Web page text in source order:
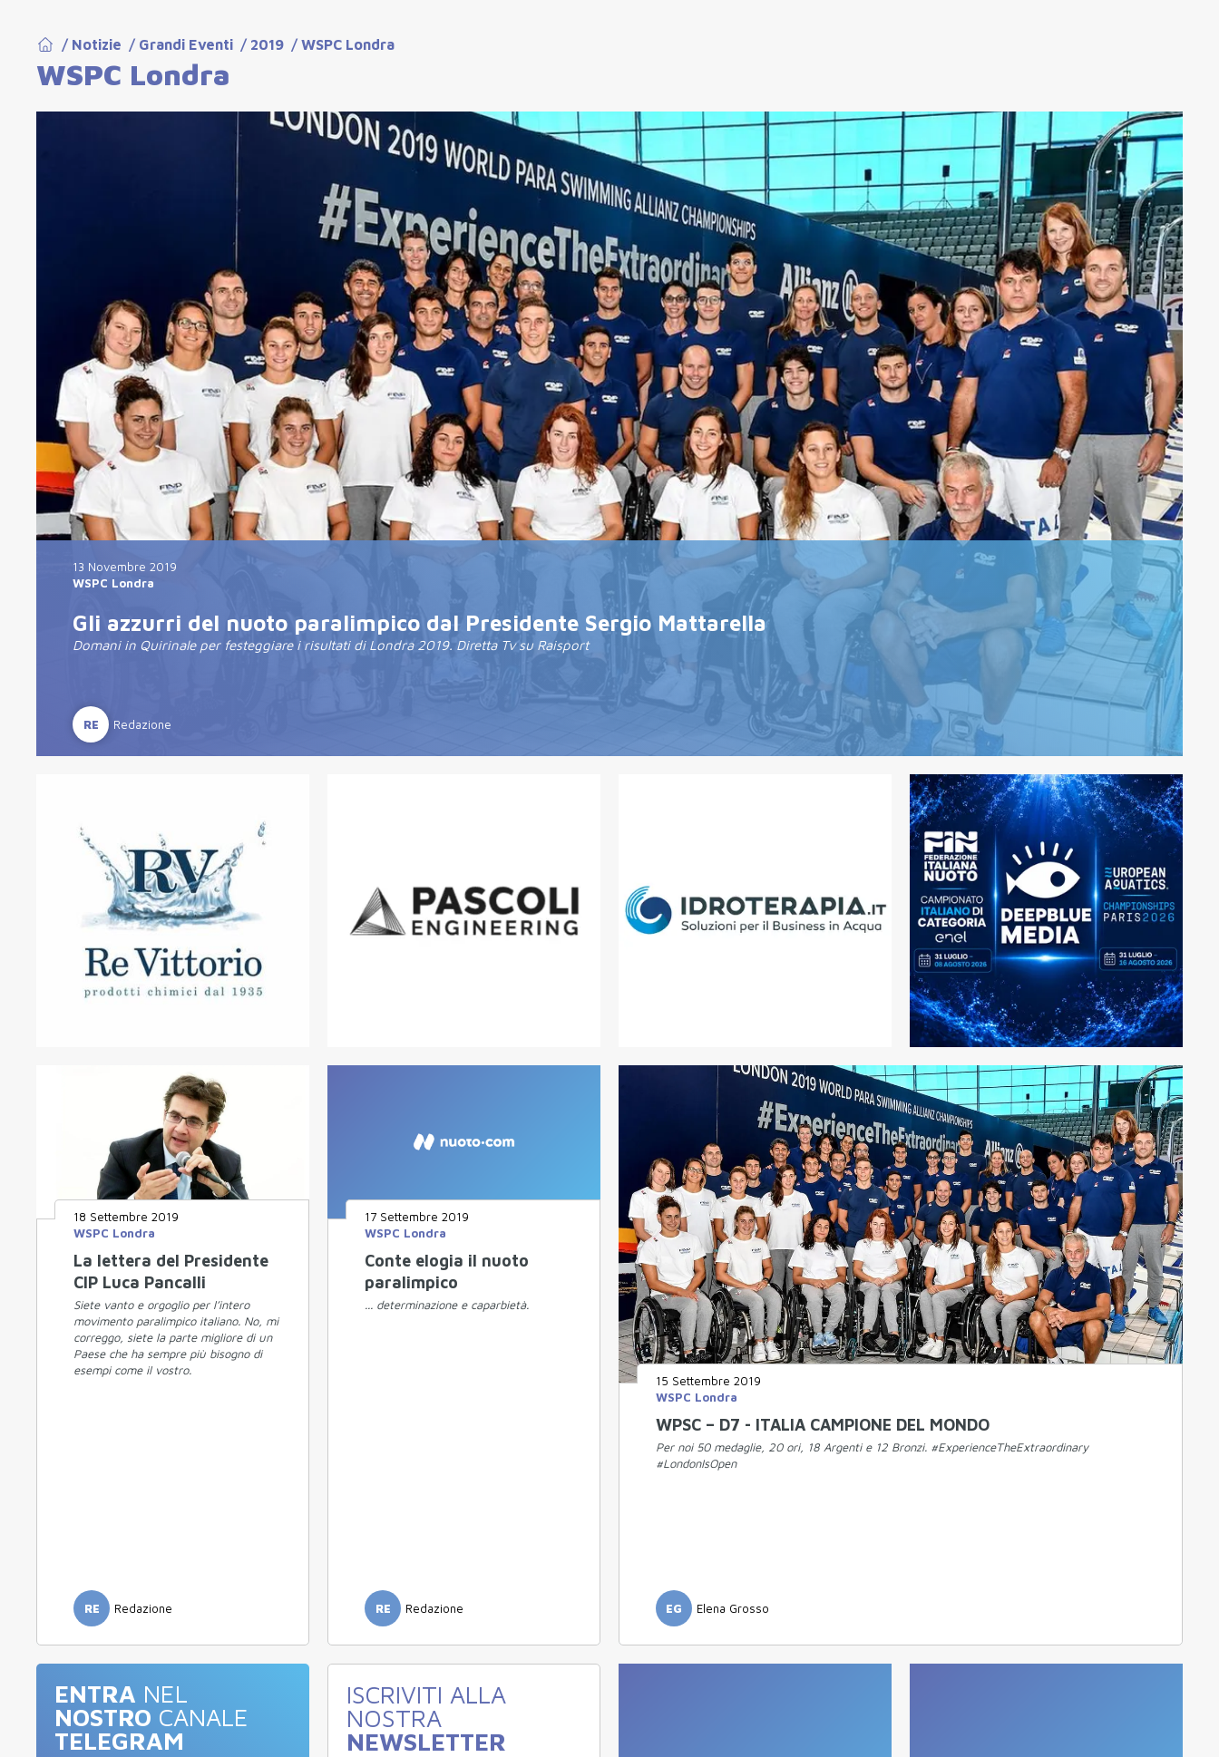
/ Notizie / Grandi Eventi / 2019 / WSPC Londra
WSPC Londra
13 Novembre 2019
WSPC Londra
Gli azzurri del nuoto paralimpico dal Presidente Sergio Mattarella
Domani in Quirinale per festeggiare i risultati di Londra 2019. Diretta Tv su Raisport
RE Redazione
18 Settembre 2019
WSPC Londra
La lettera del Presidente
CIP Luca Pancalli
Siete vanto e orgoglio per l’intero
movimento paralimpico italiano. No, mi
correggo, siete la parte migliore di un
Paese che ha sempre più bisogno di
esempi come il vostro.
RE Redazione
17 Settembre 2019
WSPC Londra
Conte elogia il nuoto
paralimpico
... determinazione e caparbietà.
RE Redazione
15 Settembre 2019
WSPC Londra
WPSC – D7 - ITALIA CAMPIONE DEL MONDO
Per noi 50 medaglie, 20 ori, 18 Argenti e 12 Bronzi. #ExperienceTheExtraordinary
#LondonIsOpen
EG Elena Grosso
ENTRA NEL
NOSTRO CANALE
TELEGRAM
ISCRIVITI ALLA
NOSTRA
NEWSLETTER